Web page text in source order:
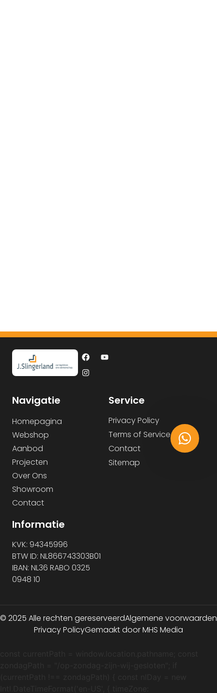
Navigatie
Homepagina
Webshop
Aanbod
Projecten
Over Ons
Showroom
Contact
Service
Privacy Policy
Terms of Service
Contact
Sitemap
Informatie
KVK: 94345996
BTW ID: NL866743303B01
IBAN: NL36 RABO 0325
0948 10
© 2025 Alle rechten gereserveerdAlgemene voorwaarden
Privacy PolicyGemaakt door MHS Media